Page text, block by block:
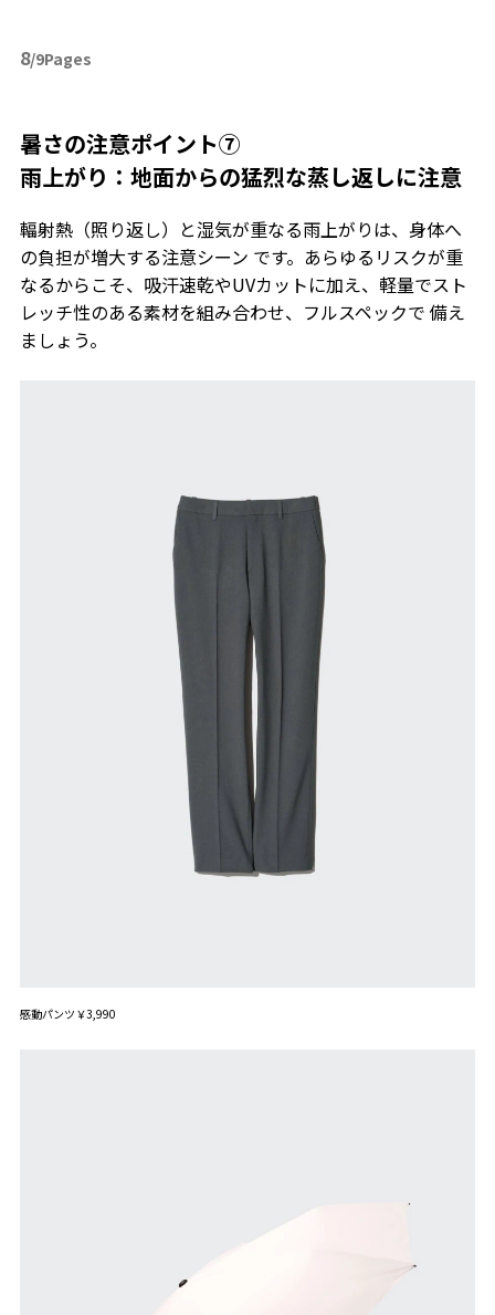
8/9Pages
暑さの注意ポイント⑦
雨上がり：地面からの猛烈な蒸し返しに注意
輻射熱（照り返し）と湿気が重なる雨上がりは、身体へ
の負担が増大する注意シーン です。あらゆるリスクが重
なるからこそ、吸汗速乾やUVカットに加え、軽量でスト
レッチ性のある素材を組み合わせ、フルスペックで 備え
ましょう。
感動パンツ￥3,990